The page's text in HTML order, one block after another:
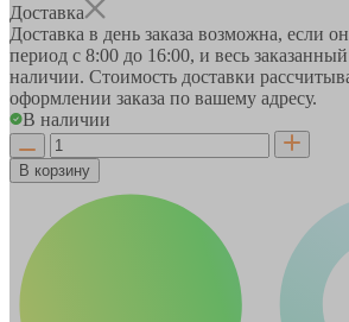
Доставка
Доставка в день заказа возможна, если
период с 8:00 до 16:00, и весь
наличии. Стоимость доставки
оформлении заказа по вашему адресу.
В наличии
В корзину